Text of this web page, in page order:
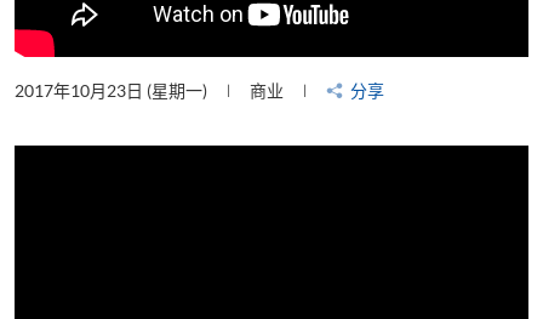
2017年10月23日 (星期一) 商业 分享